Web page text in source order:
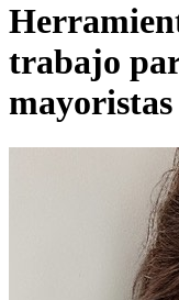
trabajo